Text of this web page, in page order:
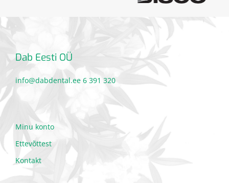
Dab Eesti OÜ
info@dabdental.ee 6 391 320
Minu konto
Ettevõttest
Kontakt